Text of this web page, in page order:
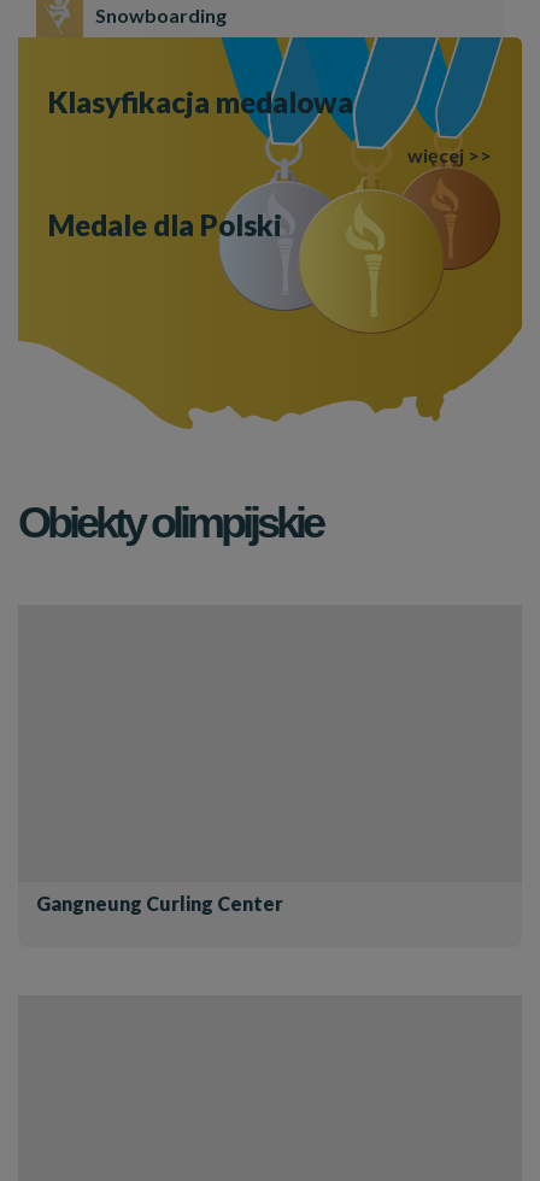
Snowboarding
Klasyfikacja medalowa
więcej >>
Medale dla Polski
Obiekty olimpijskie
Gangneung Curling Center